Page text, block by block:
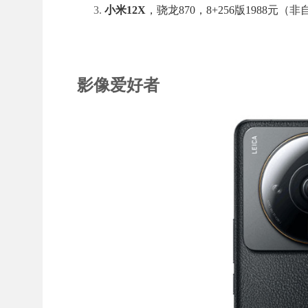
小米12X ，骁龙870，8+256版1988元（非
影像爱好者